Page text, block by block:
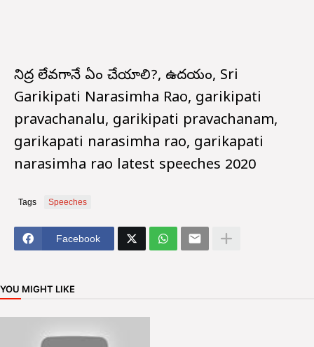
నిద్ర లేవగానే ఏం చేయాలి?, ఉదయం, Sri
Garikipati Narasimha Rao, garikipati
pravachanalu, garikipati pravachanam,
garikapati narasimha rao, garikapati
narasimha rao latest speeches 2020
Tags Speeches
Facebook
YOU MIGHT LIKE